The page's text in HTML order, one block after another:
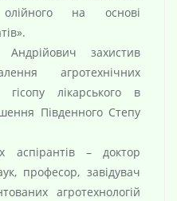
на основі
захистив
агротехнічних
лікарського в
Південного Степу
аспірантів – доктор
професор, завідувач
агротехнологій